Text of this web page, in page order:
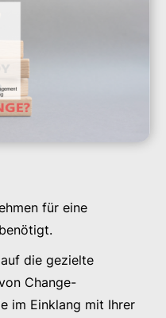
für eine
die gezielte
Change-
im Einklang mit Ihrer